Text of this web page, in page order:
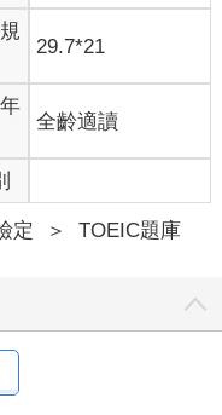
29.7*21
全齡適讀
定 ＞ TOEIC題庫